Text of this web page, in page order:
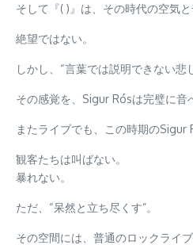
そして『( )』は、その時代の空気
絶望ではない。
しかし、“言葉では説明できない悲
その感覚を、Sigur Rósは完璧に音
またライブでも、この時期のSigur
観客たちは叫ばない。
暴れない。
ただ、“呆然と立ち尽くす”。
その空間には、普通のロックライ